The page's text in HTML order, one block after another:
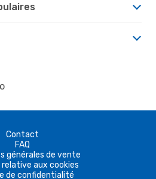
Contact
FAQ
générales de vente
relative aux cookies
de confidentialité